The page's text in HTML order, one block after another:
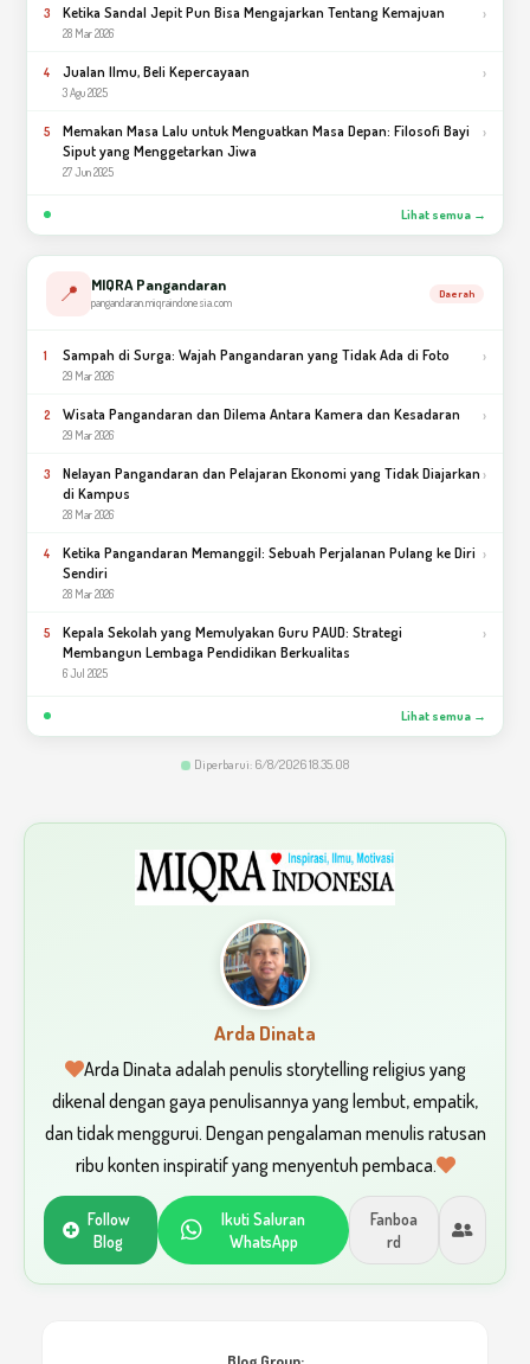
3 Ketika Sandal Jepit Pun Bisa Mengajarkan Tentang Kemajuan
28 Mar 2026
›
4 Jualan Ilmu, Beli Kepercayaan
3 Agu 2025
›
5
Memakan Masa Lalu untuk Menguatkan Masa Depan: Filosofi Bayi
Siput yang Menggetarkan Jiwa
27 Jun 2025
›
Lihat semua →
📍 MIQRA Pangandaran
pangandaran.miqraindonesia.com
Daerah
1 Sampah di Surga: Wajah Pangandaran yang Tidak Ada di Foto
29 Mar 2026
›
2 Wisata Pangandaran dan Dilema Antara Kamera dan Kesadaran
29 Mar 2026
›
3
Nelayan Pangandaran dan Pelajaran Ekonomi yang Tidak Diajarkan
di Kampus
28 Mar 2026
›
4
Ketika Pangandaran Memanggil: Sebuah Perjalanan Pulang ke Diri
Sendiri
28 Mar 2026
›
5
Kepala Sekolah yang Memulyakan Guru PAUD: Strategi
Membangun Lembaga Pendidikan Berkualitas
6 Jul 2025
›
Lihat semua →
Diperbarui: 6/8/2026 18.35.08
Arda Dinata
Arda Dinata adalah penulis storytelling religius yang
dikenal dengan gaya penulisannya yang lembut, empatik,
dan tidak menggurui. Dengan pengalaman menulis ratusan
ribu konten inspiratif yang menyentuh pembaca.
Follow
Blog
Ikuti Saluran
WhatsApp
Fanboa
rd